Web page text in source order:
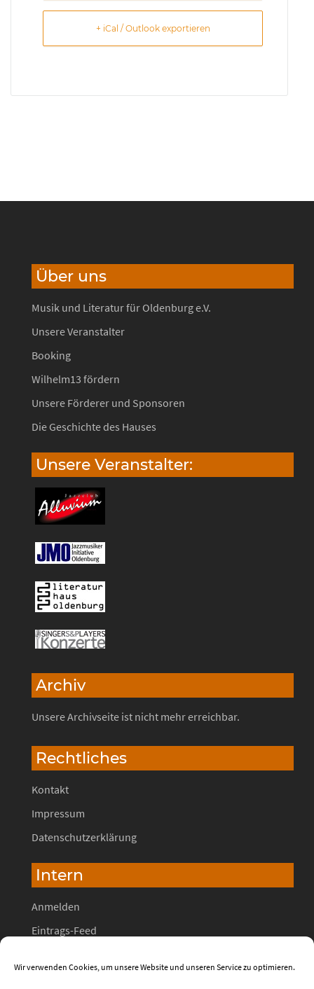
Wir verwenden Cookies, um unsere Website und unseren Service zu optimieren.
+ iCal / Outlook exportieren
Über uns
Musik und Literatur für Oldenburg e.V.
Unsere Veranstalter
Booking
Wilhelm13 fördern
Unsere Förderer und Sponsoren
Die Geschichte des Hauses
Unsere Veranstalter:
Archiv
Unsere Archivseite ist nicht mehr erreichbar.
Rechtliches
Kontakt
Impressum
Datenschutzerklärung
Intern
Anmelden
Eintrags-Feed